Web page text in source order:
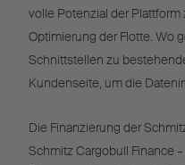
volle Potenzial der
Optimierung der Flotte. Wo
Schnittstellen zu
Kundenseite, um die
Die Finanzierung der
Schmitz Cargobull Finance